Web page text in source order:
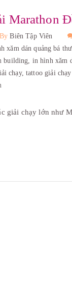
Marathon
ByBiên Tập Viên
xăm dán quảng bá
building, in hình xăm
chạy,tattoo giải
giải chạy lớn như